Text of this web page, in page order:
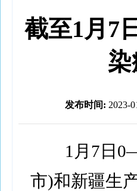
截至1月7
发布时间: 2023-
1月7日
市)和新疆生